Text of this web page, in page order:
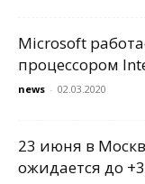
Microsoft
процессором
news - 02.03.2020
23 июня в
ожидается до